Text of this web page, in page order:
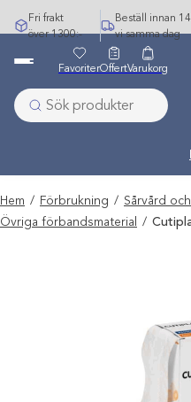
Hoppa
till
Fri frakt
över 1300:-
Beställ innan
vi samma dag
FavoriterOffertVarukorg
Hem / Förbrukning / Sårvård
Övriga förbandsmaterial /